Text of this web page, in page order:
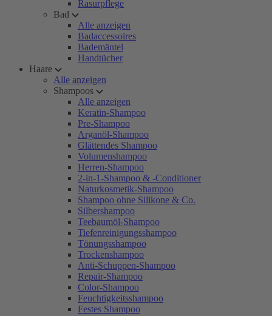
Rasurpflege
Bad
Alle anzeigen
Badaccessoires
Bademäntel
Handtücher
Haare
Alle anzeigen
Shampoos
Alle anzeigen
Keratin-Shampoo
Pre-Shampoo
Arganöl-Shampoo
Glättendes Shampoo
Volumenshampoo
Herren-Shampoo
2-in-1-Shampoo & -Conditioner
Naturkosmetik-Shampoo
Shampoo ohne Silikone & Co.
Silbershampoo
Teebaumöl-Shampoo
Tiefenreinigungsshampoo
Tönungsshampoo
Trockenshampoo
Anti-Schuppen-Shampoo
Repair-Shampoo
Color-Shampoo
Feuchtigkeitsshampoo
Festes Shampoo